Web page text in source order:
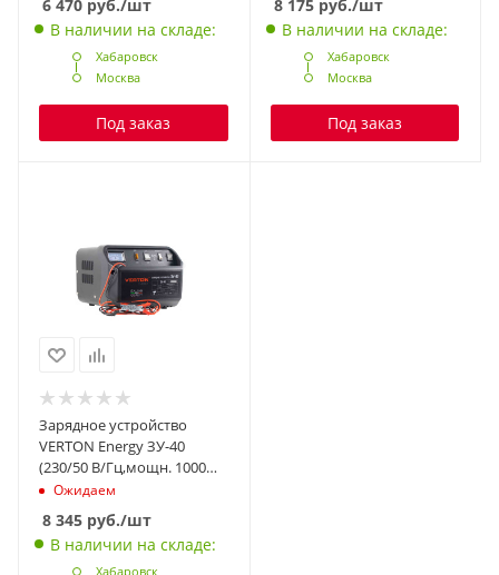
200 Ач, заряд. ток (пик/
норм) 12/8 А)
6 470 руб./шт
В наличии на складе:
Хабаровск
Москва
Под заказ
обсл. аккум. 30-300 Ач,
заряд. ток (пик/норм)
16/14А)
8 175руб./шт
В наличии на складе:
Хабаровск
Москва
Под заказ
Зарядное устройство
VERTON Energy ЗУ-40
(230/50 В/Гц,мощн. 1000
Вт,напряж. аккум.
аккум. 30-350 Ач, заряд. ток
(пик/норм) 24/24А)
Ожидаем
8 345 руб./шт
В наличии на складе:
Хабаровск